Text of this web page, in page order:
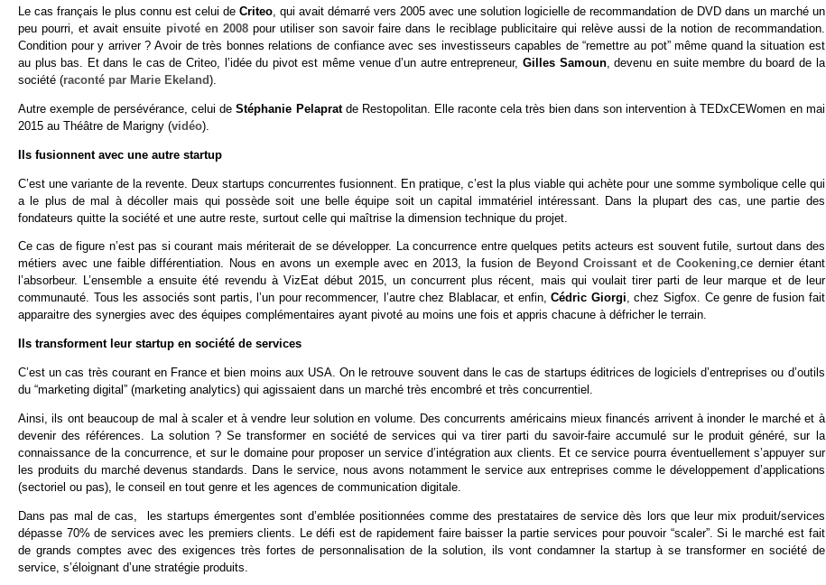
Le cas français le plus connu est celui deCriteo, qui avait démarré vers 2005 avec une solution logicielle de recommandation de DVD dans un marché un
peu pourri, et avait ensuite pivoté en 2008pour utiliser son savoir faire dans le reciblage publicitaire qui relève aussi de la notion de recommandation.
Condition pour y arriver ? Avoir de très bonnes relations de confiance avec ses investisseurs capables de “remettre au pot” même quand la situation est
au plus bas. Et dans le cas de Criteo, l’idée du pivot est même venue d’un autre entrepreneur,Gilles Samoun, devenu en suite membre du board de la
société (raconté par Marie Ekeland).
Autre exemple de persévérance, celui deStéphanie Pelapratde Restopolitan. Elle raconte cela très bien dans son intervention à TEDxCEWomen en mai
2015 au Théâtre de Marigny (vidéo).
Ils fusionnent avec une autre startup
C’est une variante de la revente. Deux startups concurrentes fusionnent. En pratique, c’est la plus viable qui achète pour une somme symbolique celle qui
a le plus de mal à décoller mais qui possède soit une belle équipe soit un capital immatériel intéressant. Dans la plupart des cas, une partie des
fondateurs quitte la société et une autre reste, surtout celle qui maîtrise la dimension technique du projet.
Ce cas de figure n’est pas si courant mais mériterait de se développer. La concurrence entre quelques petits acteurs est souvent futile, surtout dans des
métiers avec une faible différentiation. Nous en avons un exemple avec en 2013, la fusion de Beyond Croissant et de Cookening,ce dernier étant
l’absorbeur. L’ensemble a ensuite été revendu à VizEat début 2015, un concurrent plus récent, mais qui voulait tirer parti de leur marque et de leur
communauté. Tous les associés sont partis, l’un pour recommencer, l’autre chez Blablacar, et enfin,Cédric Giorgi, chez Sigfox. Ce genre de fusion fait
apparaitre des synergies avec des équipes complémentaires ayant pivoté au moins une fois et appris chacune à défricher le terrain.
Ils transforment leur startup en société de services
C’est un cas très courant en France et bien moins aux USA. On le retrouve souvent dans le cas de startups éditrices de logiciels d’entreprises ou d’outils
du “marketing digital” (marketing analytics) qui agissaient dans un marché très encombré et très concurrentiel.
Ainsi, ils ont beaucoup de mal à scaler et à vendre leur solution en volume. Des concurrents américains mieux financés arrivent à inonder le marché et à
devenir des références. La solution ? Se transformer en société de services qui va tirer parti du savoir-faire accumulé sur le produit généré, sur la
connaissance de la concurrence, et sur le domaine pour proposer un service d’intégration aux clients. Et ce service pourra éventuellement s’appuyer sur
les produits du marché devenus standards. Dans le service, nous avons notamment le service aux entreprises comme le développement d’applications
(sectoriel ou pas), le conseil en tout genre et les agences de communication digitale.
Dans pas mal de cas, les startups émergentes sont d’emblée positionnées comme des prestataires de service dès lors que leur mix produit/services
dépasse 70% de services avec les premiers clients. Le défi est de rapidement faire baisser la partie services pour pouvoir “scaler”. Si le marché est fait
de grands comptes avec des exigences très fortes de personnalisation de la solution, ils vont condamner la startup à se transformer en société de
service, s’éloignant d’une stratégie produits.